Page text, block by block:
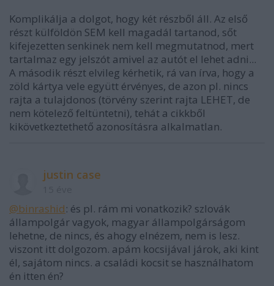
Komplikálja a dolgot, hogy két részből áll. Az első
részt külföldön SEM kell magadál tartanod, sőt
kifejezetten senkinek nem kell megmutatnod, mert
tartalmaz egy jelszót amivel az autót el lehet adni...
A második részt elvileg kérhetik, rá van írva, hogy a
zöld kártya vele együtt érvényes, de azon pl. nincs
rajta a tulajdonos (törvény szerint rajta LEHET, de
nem kötelező feltüntetni), tehát a cikkből
kikövetkeztethető azonosításra alkalmatlan.
justin case
@binrashid: és pl. rám mi vonatkozik? szlovák
állampolgár vagyok, magyar állampolgárságom
lehetne, de nincs, és ahogy elnézem, nem is lesz.
viszont itt dolgozom. apám kocsijával járok, aki kint
él, sajátom nincs. a családi kocsit se használhatom
én itten én?